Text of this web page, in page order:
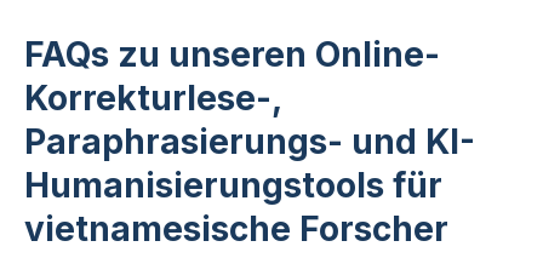
FAQs zu unseren Online-
Korrekturlese-,
Paraphrasierungs- und KI-
Humanisierungstools für
vietnamesische Forscher